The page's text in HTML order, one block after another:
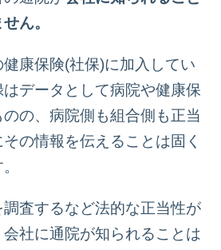
ん。
康保険(社保)に加入してい
データとして病院や健康保
の、病院側も組合側も正当
の情報を伝えることは固く
査するなど法的な正当性が
社に通院が知られることは